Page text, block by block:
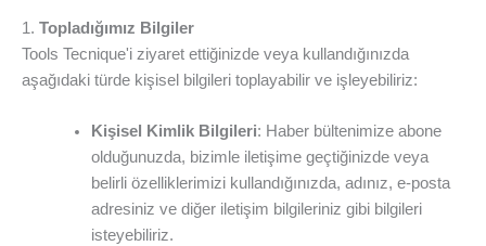
1. Topladığımız Bilgiler
Tools Tecnique'i ziyaret ettiğinizde veya kullandığınızda
aşağıdaki türde kişisel bilgileri toplayabilir ve işleyebiliriz:
Kişisel Kimlik Bilgileri: Haber bültenimize abone
olduğunuzda, bizimle iletişime geçtiğinizde veya
belirli özelliklerimizi kullandığınızda, adınız, e-posta
adresiniz ve diğer iletişim bilgileriniz gibi bilgileri
isteyebiliriz.